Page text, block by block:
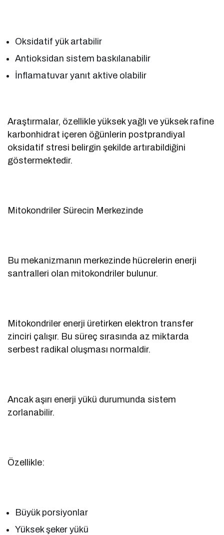
Oksidatif yük artabilir
Antioksidan sistem baskılanabilir
İnflamatuvar yanıt aktive olabilir
Araştırmalar, özellikle yüksek yağlı ve yüksek rafine
karbonhidrat içeren öğünlerin postprandiyal
oksidatif stresi belirgin şekilde artırabildiğini
göstermektedir.
Mitokondriler Sürecin Merkezinde
Bu mekanizmanın merkezinde hücrelerin enerji
santralleri olan mitokondriler bulunur.
Mitokondriler enerji üretirken elektron transfer
zinciri çalışır. Bu süreç sırasında az miktarda
serbest radikal oluşması normaldir.
Ancak aşırı enerji yükü durumunda sistem
zorlanabilir.
Özellikle:
Büyük porsiyonlar
Yüksek şeker yükü